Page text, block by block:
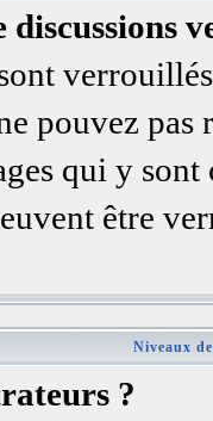
discussions
pouvez pas
qui y
être
Niveaux
?